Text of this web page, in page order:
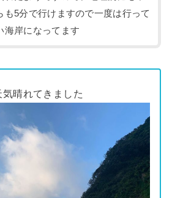
も5分で行けますので一度は行って
海岸になってます
晴れてきました